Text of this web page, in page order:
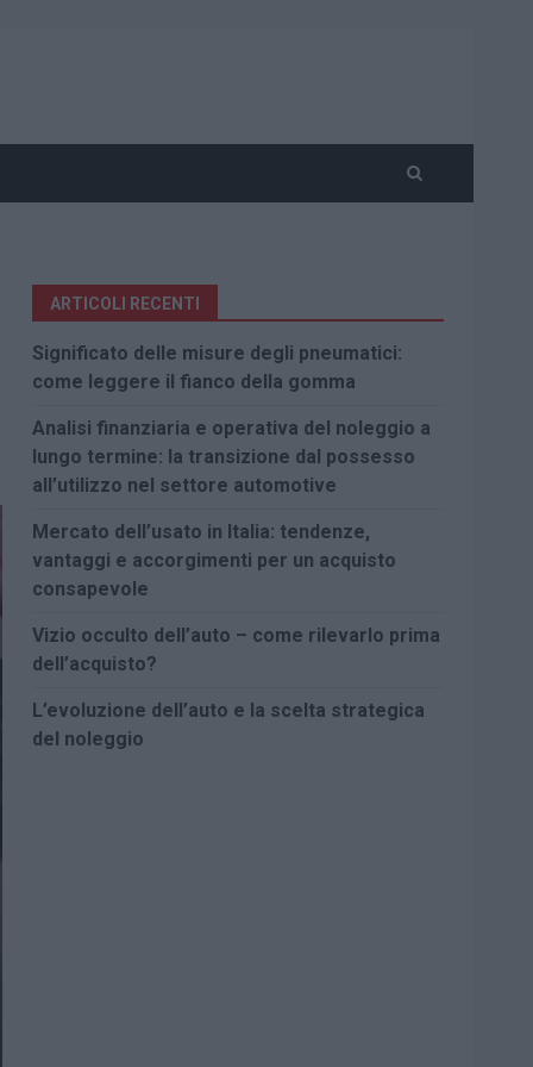
ARTICOLI RECENTI
Significato delle misure degli pneumatici:
come leggere il fianco della gomma
Analisi finanziaria e operativa del noleggio a
lungo termine: la transizione dal possesso
all’utilizzo nel settore automotive
Mercato dell’usato in Italia: tendenze,
vantaggi e accorgimenti per un acquisto
consapevole
Vizio occulto dell’auto – come rilevarlo prima
dell’acquisto?
L’evoluzione dell’auto e la scelta strategica
del noleggio